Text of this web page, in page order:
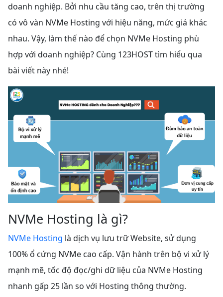
doanh nghiệp. Bởi nhu cầu tăng cao, trên thị trường
có vô vàn NVMe Hosting với hiệu năng, mức giá khác
nhau. Vậy, làm thế nào để chọn NVMe Hosting phù
hợp với doanh nghiệp? Cùng 123HOST tìm hiểu qua
bài viết này nhé!
NVMe Hosting là gì?
NVMe Hosting là dịch vụ lưu trữ Website, sử dụng
100% ổ cứng NVMe cao cấp. Vận hành trên bộ vi xử lý
mạnh mẽ, tốc độ đọc/ghi dữ liệu của NVMe Hosting
nhanh gấp 25 lần so với Hosting thông thường.